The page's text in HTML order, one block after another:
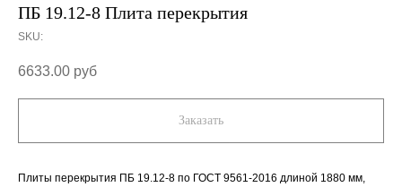
ПБ 19.12-8 Плита перекрытия
SKU:
6633.00 руб
Заказать
Плиты перекрытия ПБ 19.12-8 по ГОСТ 9561-2016 длиной 1880 мм,